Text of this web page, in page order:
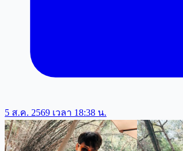
5 ส.ค. 2569 เวลา 18:38 น.